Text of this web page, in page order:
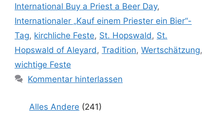
International Buy a Priest a Beer Day,
Internationaler „Kauf einem Priester ein Bier“-
Tag, kirchliche Feste, St. Hopswald , St.
Hopswald of Aleyard , Tradition, Wertschätzung,
wichtige Feste
Kommentar hinterlassen
Alles Andere (241)